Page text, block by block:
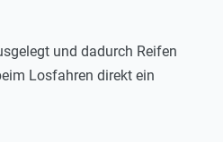
und dadurch Reifen
Losfahren direkt ein